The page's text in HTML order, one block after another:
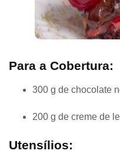
Para a Cobertura:
300 g de chocolate
200 g de creme de
Utensílios: